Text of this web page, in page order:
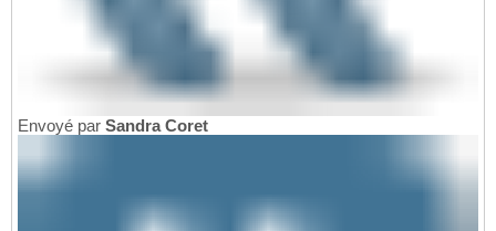
Envoyé par Sandra Coret